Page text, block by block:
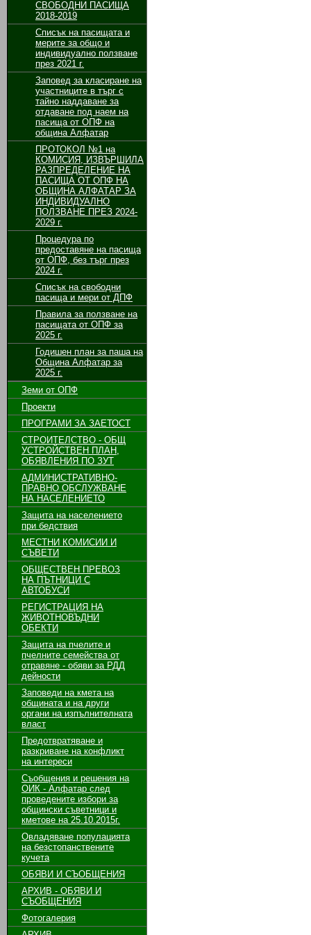
СВОБОДНИ ПАСИЩА
2018-2019
Списък на пасищата и
мерите за общо и
индивидуално ползване
през 2021 г.
Заповед за класиране на
участниците в търг с
тайно наддаване за
отдаване под наем на
пасища от ОПФ на
община Алфатар
ПРОТОКОЛ №1 на
КОМИСИЯ, ИЗВЪРШИЛА
РАЗПРЕДЕЛЕНИЕ НА
ПАСИЩА ОТ ОПФ НА
ОБЩИНА АЛФАТАР ЗА
ИНДИВИДУАЛНО
ПОЛЗВАНЕ ПРЕЗ 2024-
2029 г.
Процедура по
предоставяне на пасища
от ОПФ, без търг през
2024 г.
Списък на свободни
пасища и мери от ДПФ
Правила за ползване на
пасищата от ОПФ за
2025 г.
Годишен план за паша на
Община Алфатар за
2025 г.
Земи от ОПФ
Проекти
ПРОГРАМИ ЗА ЗАЕТОСТ
СТРОИТЕЛСТВО - ОБЩ
УСТРОЙСТВЕН ПЛАН,
ОБЯВЛЕНИЯ ПО ЗУТ
АДМИНИСТРАТИВНО-
ПРАВНО ОБСЛУЖВАНЕ
НА НАСЕЛЕНИЕТО
Защита на населението
при бедствия
МЕСТНИ КОМИСИИ И
СЪВЕТИ
ОБЩЕСТВЕН ПРЕВОЗ
НА ПЪТНИЦИ С
АВТОБУСИ
РЕГИСТРАЦИЯ НА
ЖИВОТНОВЪДНИ
ОБЕКТИ
Защита на пчелите и
пчелните семейства от
отравяне - обяви за РДД
дейности
Заповеди на кмета на
общината и на други
органи на изпълнителната
власт
Предотвратяване и
разкриване на конфликт
на интереси
Съобщения и решения на
ОИК - Алфатар след
проведените избори за
общински съветници и
кметове на 25.10.2015г.
Овладяване популацията
на безстопанствените
кучета
ОБЯВИ И СЪОБЩЕНИЯ
АРХИВ - ОБЯВИ И
СЪОБЩЕНИЯ
Фотогалерия